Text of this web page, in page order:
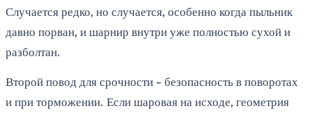
Случается редко, но случается, особенно когда пыльник
давно порван, и шарнир внутри уже полностью сухой и
разболтан.
Второй повод для срочности - безопасность в поворотах
и при торможении. Если шаровая на исходе, геометрия